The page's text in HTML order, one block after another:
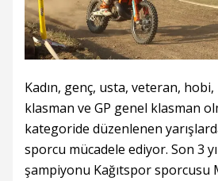
Kadın, genç, usta, veteran,
klasman ve GP genel klasman
kategoride düzenlenen
sporcu mücadele ediyor. Son 3
şampiyonu Kağıtspor sporcusu